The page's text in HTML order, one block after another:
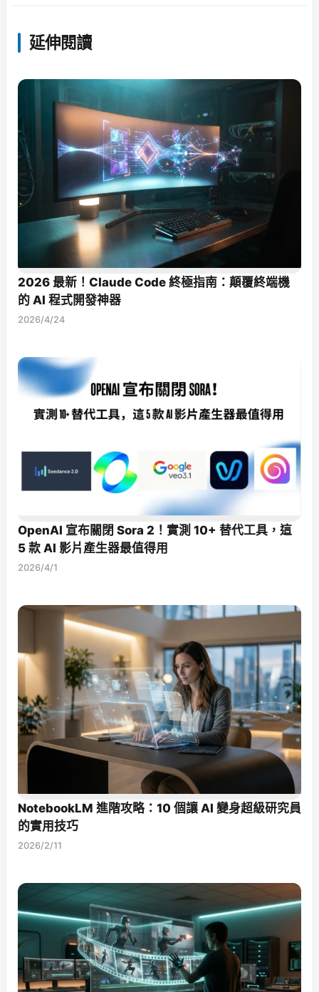
延伸閱讀
2026 最新！Claude Code 終極指南：顛覆終端機
的 AI 程式開發神器
2026/4/24
OpenAI 宣布關閉 Sora 2！實測 10+ 替代工具，這
5 款 AI 影片產生器最值得用
2026/4/1
NotebookLM 進階攻略：10 個讓 AI 變身超級研究員
的實用技巧
2026/2/11